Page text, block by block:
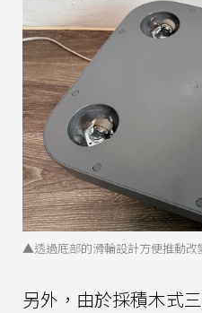
▲透過底部的滑輪設計方便推動改
另外，由於採積木式